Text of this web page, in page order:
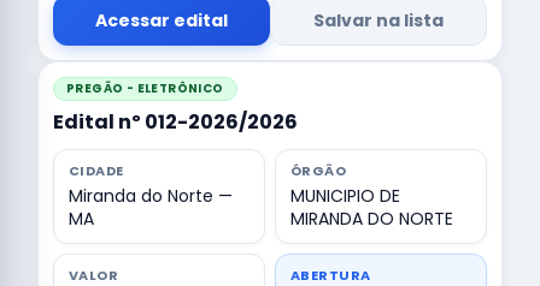
Acessar edital Salvar na lista
PREGÃO - ELETRÔNICO
Edital nº 012-2026/2026
CIDADE
Miranda do Norte —
MA
ÓRGÃO
MUNICIPIO DE
MIRANDA DO NORTE
VALOR ABERTURA